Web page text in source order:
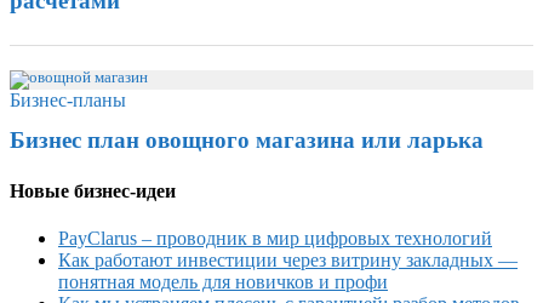
Бизнес-планы
Бизнес план овощного магазина или ларька
Новые бизнес-идеи
PayClarus – проводник в мир цифровых технологий
Как работают инвестиции через витрину закладных —
понятная модель для новичков и профи